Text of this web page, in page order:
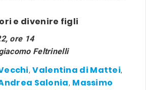
e divenire figli
ore 14
Feltrinelli
,Valentina di Mattei,
Salonia, Massimo